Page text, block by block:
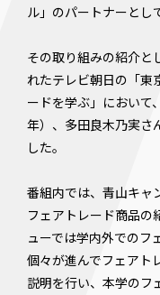
ル」のパートナーとし
その取り組みの紹介と
れたテレビ朝日の「東
ードを学ぶ」において
年）、多田良木乃実さ
した。
番組内では、青山キャ
フェアトレード商品の
ューでは学内外でのフ
個々が進んでフェアト
説明を行い、本学のフ